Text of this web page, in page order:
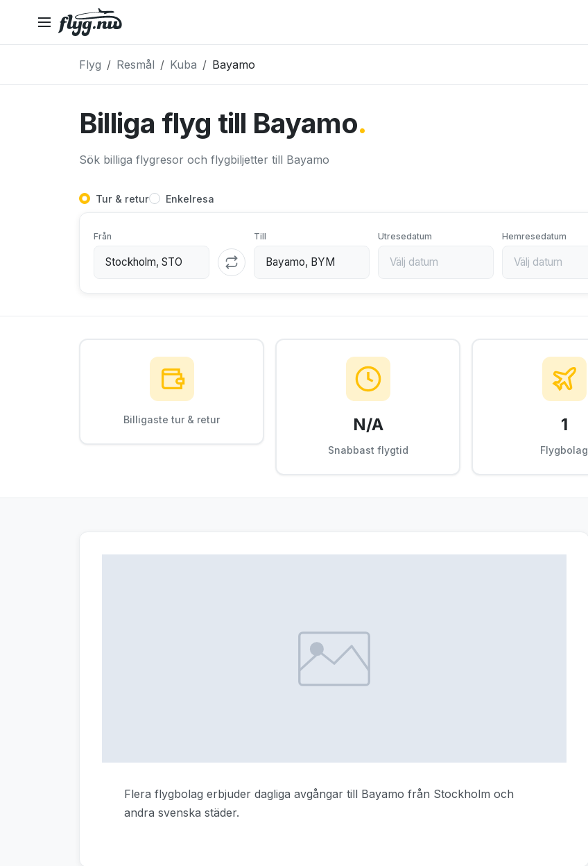
Flyg Resmål Kuba Bayamo
Billiga flyg till Bayamo.
Sök billiga flygresor och flygbiljetter till Bayamo
Tur & retur Enkelresa
Från Till Utresedatum Hemresedatum
Billigaste tur & retur N/A
Snabbast flygtid
1
Flygbolag
Flera flygbolag erbjuder dagliga avgångar till Bayamo från Stockholm och
andra svenska städer.